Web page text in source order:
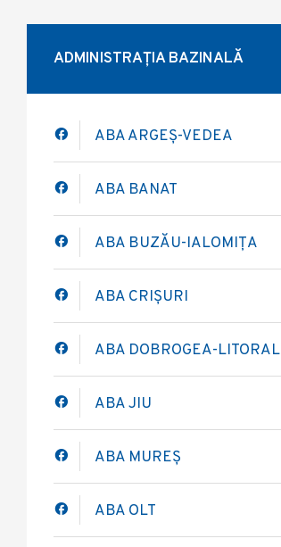
ADMINISTRAȚIA BAZINALĂ
ABA ARGEȘ-VEDEA
ABA BANAT
ABA BUZĂU-IALOMIȚA
ABA CRIȘURI
ABA DOBROGEA-LITORAL
ABA JIU
ABA MUREȘ
ABA OLT